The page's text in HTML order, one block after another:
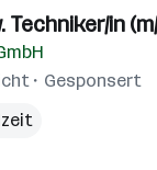
in
Gesponsert